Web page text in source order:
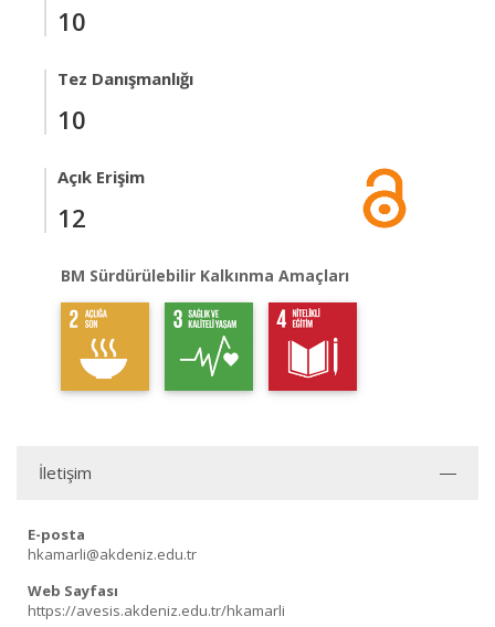
10
Tez Danışmanlığı
10
Açık Erişim
12
BM Sürdürülebilir Kalkınma Amaçları
İletişim
E-posta
hkamarli@akdeniz.edu.tr
Web Sayfası
https://avesis.akdeniz.edu.tr/hkamarli